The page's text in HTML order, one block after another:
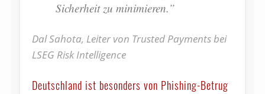
Sicherheit zu minimieren.”
Dal Sahota, Leiter von Trusted Payments bei
LSEG Risk Intelligence
Deutschland ist besonders von Phishing-Betrug